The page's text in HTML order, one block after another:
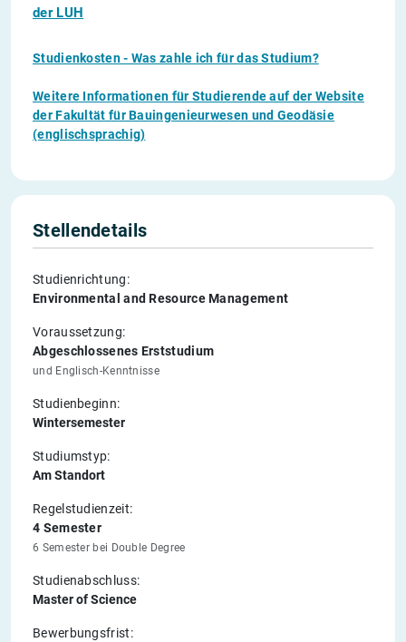
der LUH
Studienkosten - Was zahle ich für das Studium?
Weitere Informationen für Studierende auf der Website
der Fakultät für Bauingenieurwesen und Geodäsie
(englischsprachig)
Stellendetails
Studienrichtung:
Environmental and Resource Management
Voraussetzung:
Abgeschlossenes Erststudium
und Englisch-Kenntnisse
Studienbeginn:
Wintersemester
Studiumstyp:
Am Standort
Regelstudienzeit:
4 Semester
6 Semester bei Double Degree
Studienabschluss:
Master of Science
Bewerbungsfrist: